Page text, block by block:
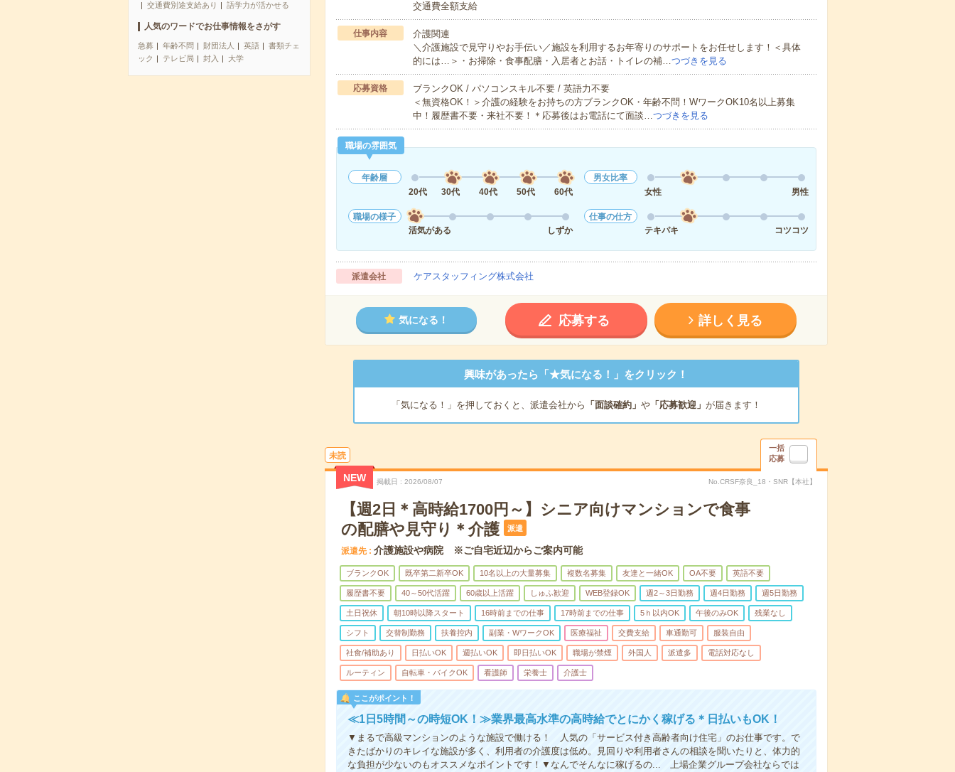
交通費別途支給あり
語学力が活かせる
人気のワードでお仕事情報をさがす
急募 年齢不問 財団法人 英語
書類チェ
ック
テレビ局 封入 大学
交通費全額支給
仕事内容
介護関連
＼介護施設で見守りやお手伝い／施設を利用するお年寄りのサポートをお任せします！＜具体
的には…＞・お掃除・食事配膳・入居者とお話・トイレの補…つづきを見る
応募資格
ブランクOK / パソコンスキル不要 / 英語力不要
＜無資格OK！＞介護の経験をお持ちの方ブランクOK・年齢不問！WワークOK10名以上募集
中！履歴書不要・来社不要！＊応募後はお電話にて面談…つづきを見る
職場の雰囲気
年齢層
20代
30代 40代 50代 60代
男女比率
女性
男性
職場の様子
活気がある
しずか
仕事の仕方
テキパキ
コツコツ
派遣会社 ケアスタッフィング株式会社
気になる！ 応募する 詳しく見る
興味があったら「★気になる！」をクリック！
「気になる！」を押しておくと、派遣会社から 「面談確約」 や「応募歓迎」 が届きます！
未読
一括
応募
NEW 掲載日 2026/08/07 No.CRSF奈良_18・SNR【本社】
【週2日＊高時給1700円～】シニア向けマンションで食事
の配膳や見守り＊介護
派遣
派遣先 介護施設や病院 ※ご自宅近辺からご案内可能
ブランクOK 既卒第二新卒OK 10名以上の大量募集 複数名募集 友達と一緒OK OA不要 英語不要
履歴書不要 40～50代活躍 60歳以上活躍 しゅふ歓迎 WEB登録OK 週2～3日勤務 週4日勤務 週5日勤務
土日祝休 朝10時以降スタート 16時前までの仕事 17時前までの仕事 5ｈ以内OK 午後のみOK 残業なし
シフト 交替制勤務 扶養控内 副業・WワークOK 医療福祉 交費支給 車通勤可 服装自由
社食/補助あり 日払いOK 週払いOK 即日払いOK 職場が禁煙 外国人 派遣多 電話対応なし
ルーティン 自転車・バイクOK 看護師 栄養士 介護士
ここがポイント！
≪1日5時間～の時短OK！≫業界最高水準の高時給でとにかく稼げる＊日払いもOK！
▼まるで高級マンションのような施設で働ける！ 人気の「サービス付き高齢者向け住宅」のお仕事です。で
きたばかりのキレイな施設が多く、利用者の介護度は低め。見回りや利用者さんの相談を聞いたりと、体力的
な負担が少ないのもオススメなポイントです！▼なんでそんなに稼げるの... 上場企業グループ会社ならでは